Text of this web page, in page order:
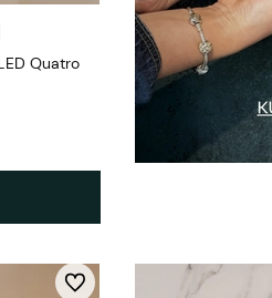
Quatro
Do ulubionych